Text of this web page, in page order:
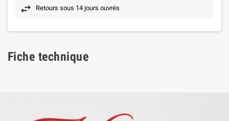
Retours sous 14 jours ouvrés
Fiche technique